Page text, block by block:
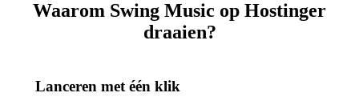
Waarom Swing Music op Hostinger
draaien?
Lanceren met één klik